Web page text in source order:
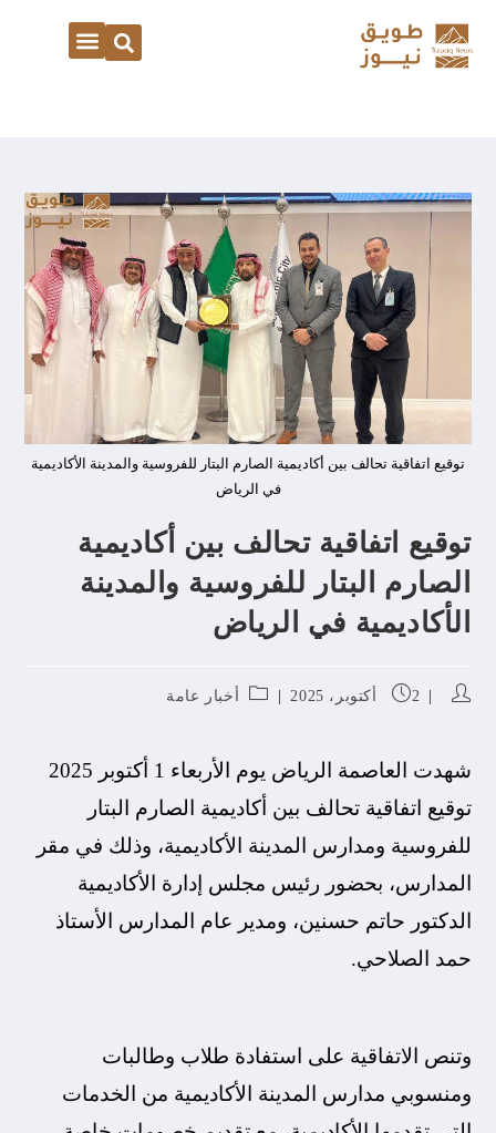
توقيع اتفاقية تحالف بين أكاديمية الصارم البتار للفروسية والمدينة الأكاديمية
في الرياض
توقيع اتفاقية تحالف بين أكاديمية
الصارم البتار للفروسية والمدينة
الأكاديمية في الرياض
2 أكتوبر، 2025 أخبار عامة
شهدت العاصمة الرياض يوم الأربعاء 1 أكتوبر 2025
توقيع اتفاقية تحالف بين أكاديمية الصارم البتار
للفروسية ومدارس المدينة الأكاديمية، وذلك في مقر
المدارس، بحضور رئيس مجلس إدارة الأكاديمية
الدكتور حاتم حسنين، ومدير عام المدارس الأستاذ
حمد الصلاحي.
وتنص الاتفاقية على استفادة طلاب وطالبات
ومنسوبي مدارس المدينة الأكاديمية من الخدمات